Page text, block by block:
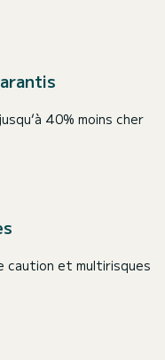
40% moins cher
caution et multirisques